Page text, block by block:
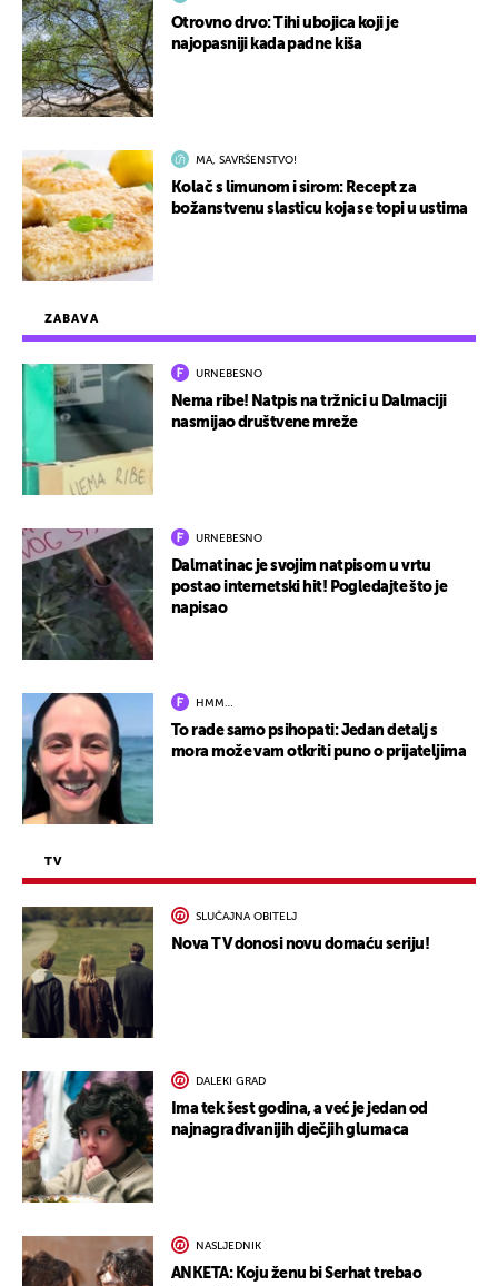
ZABAVA
URNEBESNO
Nema ribe! Natpis na tržnici u Dalmaciji
nasmijao društvene mreže
URNEBESNO
Dalmatinac je svojim natpisom u vrtu
postao internetski hit! Pogledajte što je
napisao
HMM…
To rade samo psihopati: Jedan detalj s
mora može vam otkriti puno o prijateljima
TV
SLUČAJNA OBITELJ
Nova TV donosi novu domaću seriju!
DALEKI GRAD
Ima tek šest godina, a već je jedan od
najnagrađivanijih dječjih glumaca
NASLJEDNIK
ANKETA: Koju ženu bi Serhat trebao
Otrovno drvo: Tihi ubojica koji je
najopasniji kada padne kiša
MA, SAVRŠENSTVO!
Kolač s limunom i sirom: Recept za
božanstvenu slasticu koja se topi u ustima